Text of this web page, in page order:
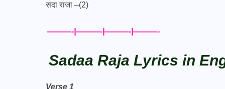
सदा राजा –(2)
———-|———-|———-|———-
Sadaa Raja Lyrics in
Verse 1